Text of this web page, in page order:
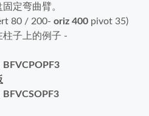
固定弯曲臂。
80 / 200- oriz 400 pivot 35)
柱子上的例子 -
BFVCPOPF3
BFVCSOPF3